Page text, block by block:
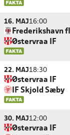
16. MAJ16:00
Frederikshavn fI
Østervraa IF
22. MAJ18:30
Østervraa IF
IF Skjold Sæby
30. MAJ12:00
Østervraa IF